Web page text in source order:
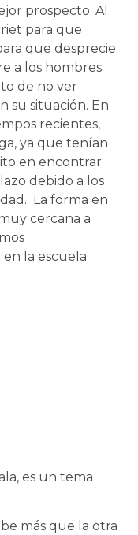
prospecto. Al
para que
que desprecie
a los hombres
de no ver
su situación. En
recientes,
ya que tenían
en encontrar
debido a los
La forma en
cercana a
la escuela
es un tema
más que la otra